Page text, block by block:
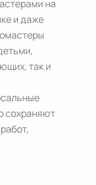
на
и даже
так и
сохраняют